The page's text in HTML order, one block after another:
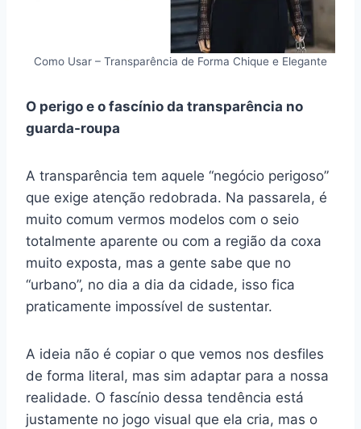
Como Usar – Transparência de Forma Chique e Elegante
O perigo e o fascínio da transparência no
guarda-roupa
A transparência tem aquele “negócio perigoso”
que exige atenção redobrada. Na passarela, é
muito comum vermos modelos com o seio
totalmente aparente ou com a região da coxa
muito exposta, mas a gente sabe que no
“urbano”, no dia a dia da cidade, isso fica
praticamente impossível de sustentar.
A ideia não é copiar o que vemos nos desfiles
de forma literal, mas sim adaptar para a nossa
realidade. O fascínio dessa tendência está
justamente no jogo visual que ela cria, mas o